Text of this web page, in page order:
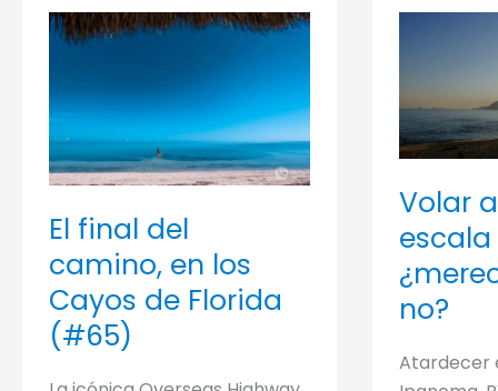
Disney
El final del
camino, en los
Cayos de Florida
(#65)
Volar
escala
no?
Atardecer